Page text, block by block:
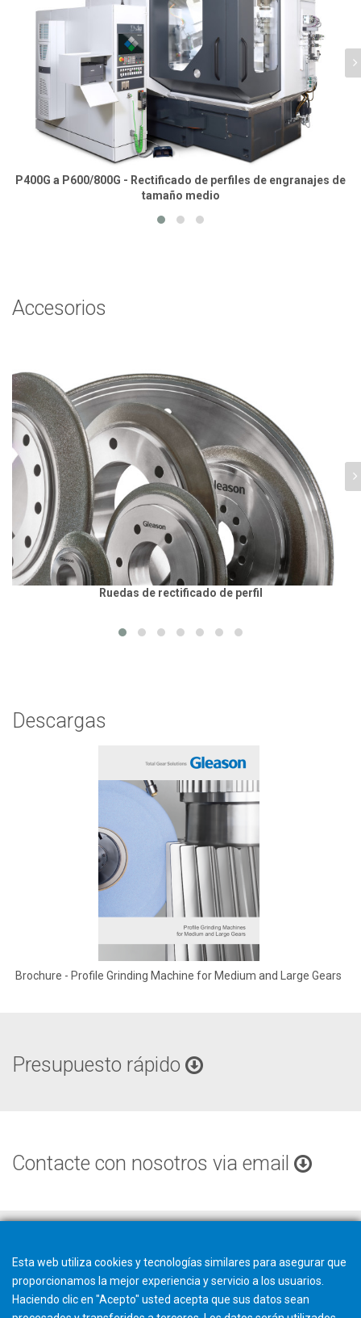
P400G a P600/800G - Rectificado de perfiles de engranajes de
tamaño medio
Accesorios
Ruedas de rectificado de perfil
Descargas
Brochure - Profile Grinding Machine for Medium and Large Gears
Presupuesto rápido
Contacte con nosotros via email
Esta web utiliza cookies y tecnologías similares para asegurar que
proporcionamos la mejor experiencia y servicio a los usuarios.
Haciendo clic en "Acepto" usted acepta que sus datos sean